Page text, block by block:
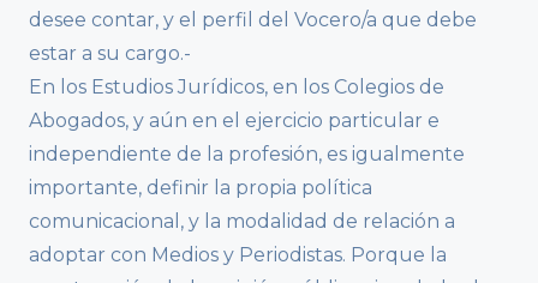
desee contar, y el perfil del Vocero/a que debe
estar a su cargo.-
En los Estudios Jurídicos, en los Colegios de
Abogados, y aún en el ejercicio particular e
independiente de la profesión, es igualmente
importante, definir la propia política
comunicacional, y la modalidad de relación a
adoptar con Medios y Periodistas. Porque la